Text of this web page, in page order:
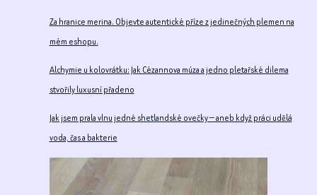
Za hranice merina. Objevte autentické příze z jedinečných plemen na
mém eshopu.
Alchymie u kolovrátku: Jak Cézannova múza a jedno pletařské dilema
stvořily luxusní přadeno
Jak jsem prala vlnu jedné shetlandské ovečky — aneb když práci udělá
voda, čas a bakterie